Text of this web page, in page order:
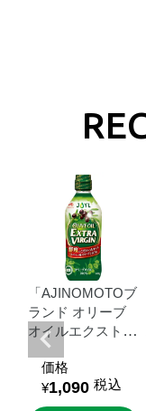
「AJINOMOTOブ
ランド オリーブ
オイルエクストラ
バージン」
０ｇ瓶
価格
¥1,090 税込